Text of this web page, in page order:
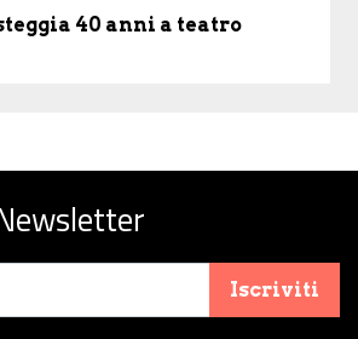
40 anni a teatro
Iscriviti